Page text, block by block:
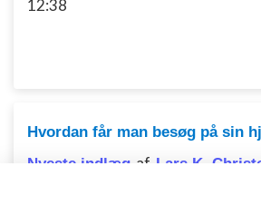
12:38
Hvordan får man besøg på sin
Nyeste indlæg af Lars K.